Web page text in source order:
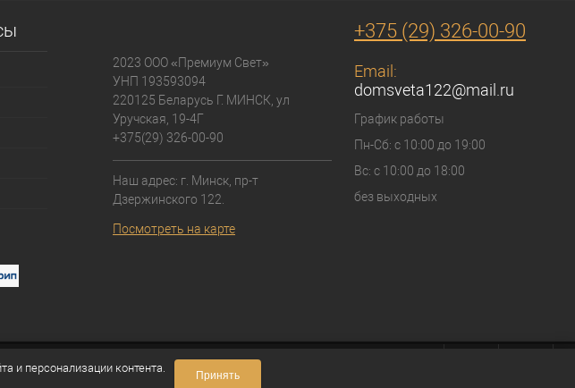
2023 ООО «Премиум Свет»
УНП 193593094
220125 Беларусь Г. МИНСК, ул
Уручская, 19-4Г
+375(29) 326-00-90
Наш адрес: г. Минск, пр-т
Дзержинского 122.
Посмотреть на карте
+375 (29) 326-00-90
Email:
domsveta122@mail.ru
График работы
Пн-Сб: с 10:00 до 19:00
Вс: с 10:00 до 18:00
без выходных
и персонализации контента.
Принять